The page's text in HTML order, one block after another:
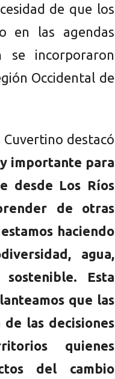
de que los
en las agendas
incorporaron
Occidental de
destacó
importante para
desde Los Ríos
de otras
haciendo
agua,
Esta
que las
las decisiones
quienes
del cambio